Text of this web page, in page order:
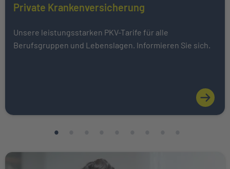
Private Krankenversicherung
Unsere leistungsstarken PKV-Tarife für alle
Berufsgruppen und Lebenslagen. Informieren Sie sich.
Weiter zu INTER Ärzte Service